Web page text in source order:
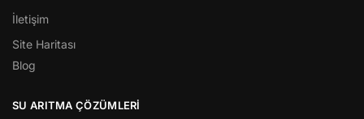
İletişim
Site Haritası
Blog
SU ARITMA ÇÖZÜMLERI